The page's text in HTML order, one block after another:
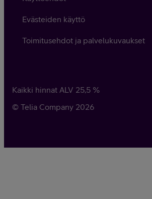
Evästeiden käyttö
Toimitusehdot ja palvelukuvaukset
Kaikki hinnat ALV 25,5 %
© Telia Company 2026